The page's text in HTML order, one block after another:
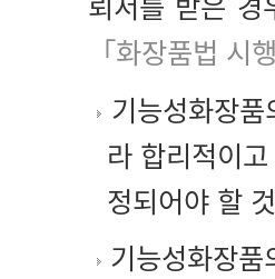
「화장품법 시
기능성화장
라 합리적이
정되어야 할 것
기능성화장